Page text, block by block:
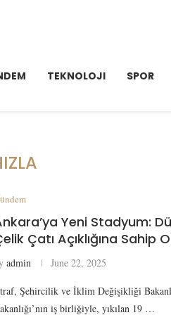
TEKNOLOJI SPOR
Yeni Stadyum:
Çatı Açıklığına Sahip
admin June 22, 2025
Şehircilik ve İklim Değişikliği
iş birliğiyle, yıkılan 19 …